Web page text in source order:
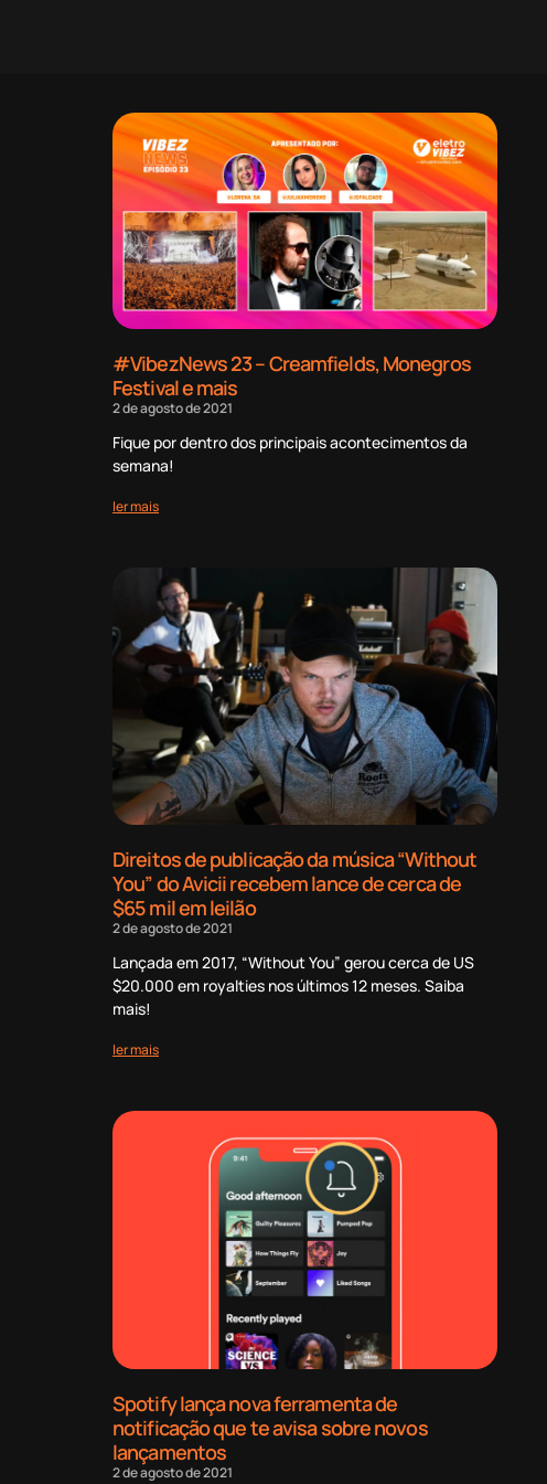
#VibezNews 23 – Creamfields, Monegros
Festival e mais
2 de agosto de 2021
Fique por dentro dos principais acontecimentos da
semana!
ler mais
Direitos de publicação da música “Without
You” do Avicii recebem lance de cerca de
$65 mil em leilão
2 de agosto de 2021
Lançada em 2017, “Without You” gerou cerca de US
$20.000 em royalties nos últimos 12 meses. Saiba
mais!
ler mais
Spotify lança nova ferramenta de
notificação que te avisa sobre novos
lançamentos
2 de agosto de 2021